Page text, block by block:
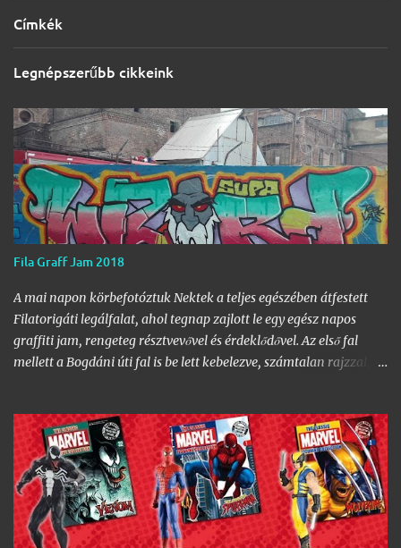
Címkék
Legnépszerűbb cikkeink
Fila Graff Jam 2018
A mai napon körbefotóztuk Nektek a teljes egészében átfestett
Filatorigáti legálfalat, ahol tegnap zajlott le egy egész napos
graffiti jam, rengeteg résztvevővel és érdeklődővel. Az első fal
mellett a Bogdáni úti fal is be lett kebelezve, számtalan rajzzal, és
graffiti jam rajzaival!